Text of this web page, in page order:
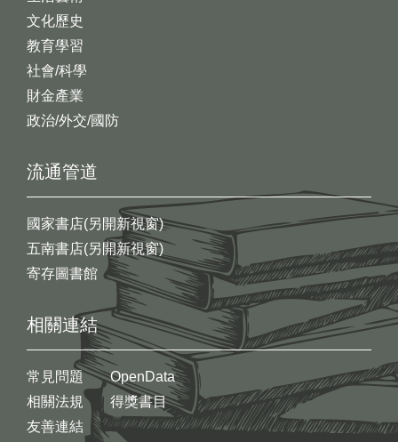
文化歷史
教育學習
社會/科學
財金產業
政治/外交/國防
流通管道
國家書店(另開新視窗)
五南書店(另開新視窗)
寄存圖書館
相關連結
常見問題
相關法規
友善連結
OpenData
得獎書目